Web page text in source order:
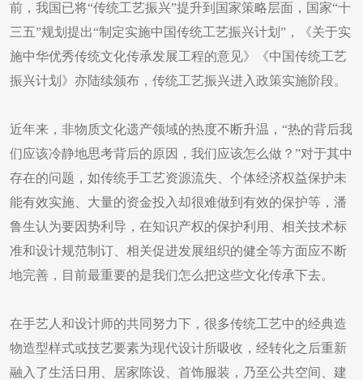
前，我国已将“传统工艺振兴”提升到国家策略层面，国家“十
三五”规划提出“制定实施中国传统工艺振兴计划”，《关于实
施中华优秀传统文化传承发展工程的意见》《中国传统工艺
振兴计划》亦陆续颁布，传统工艺振兴进入政策实施阶段。
近年来，非物质文化遗产领域的热度不断升温，“热的背后我
们应该冷静地思考背后的原因，我们应该怎么做？”对于其中
存在的问题，如传统手工艺资源流失、个体经济权益保护未
能有效实施、大量的资金投入却很难做到有效的保护等，潘
鲁生认为要因势利导，在知识产权的保护利用、相关技术标
准和设计规范制订、相关促进发展组织的健全等方面应不断
地完善，目前最重要的是我们怎么把这些文化传承下去。
在手艺人和设计师的共同努力下，很多传统工艺中的经典造
物造型样式或技艺要素为现代设计所吸收，经转化之后重新
融入了生活日用、居家陈设、首饰服装，乃至公共空间、建